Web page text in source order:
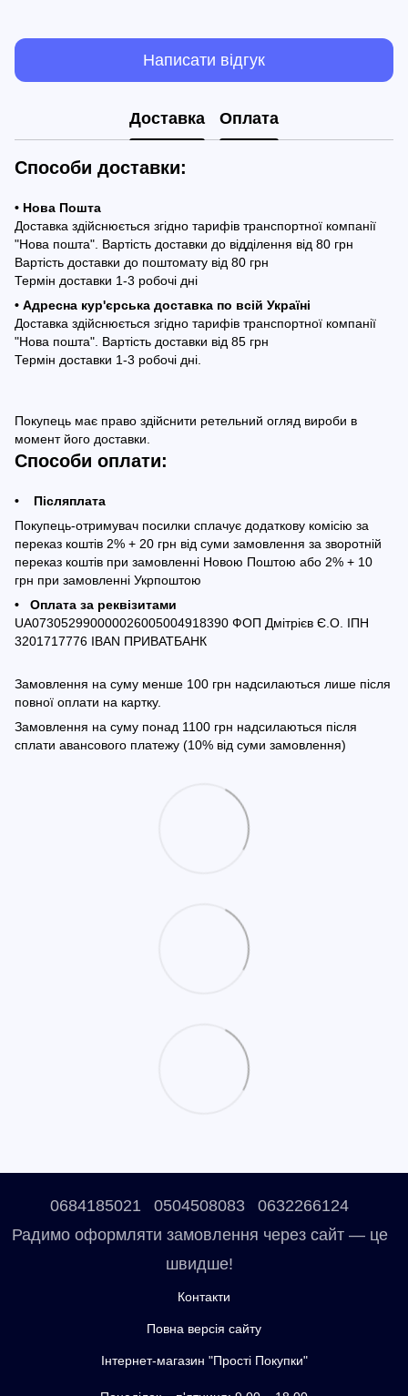
Написати відгук
Доставка Оплата
Способи доставки:
• Нова Пошта
Доставка здійснюється згідно тарифів транспортної компанії
"Нова пошта". Вартість доставки до відділення від 80 грн
Вартість доставки до поштомату від 80 грн
Термін доставки 1-3 робочі дні
• Адресна кур'єрська доставка по всій Україні
Доставка здійснюється згідно тарифів транспортної компанії
"Нова пошта". Вартість доставки від 85 грн
Термін доставки 1-3 робочі дні.
Покупець має право здійснити ретельний огляд вироби в
момент його доставки.
Способи оплати:
• Післяплата
Покупець-отримувач посилки сплачує додаткову комісію за
переказ коштів 2% + 20 грн від суми замовлення за зворотній
переказ коштів при замовленні Новою Поштою або 2% + 10
грн при замовленні Укрпоштою
• Оплата за реквізитами
UA073052990000026005004918390 ФОП Дмітрієв Є.О. ІПН
3201717776 IBAN ПРИВАТБАНК
Замовлення на суму менше 100 грн надсилаються лише після
повної оплати на картку.
Замовлення на суму понад 1100 грн надсилаються після
сплати авансового платежу (10% від суми замовлення)
0684185021 0504508083
0632266124
Радимо оформляти замовлення через сайт — це
швидше!
Контакти
Повна версія сайту
Інтернет-магазин "Прості Покупки"